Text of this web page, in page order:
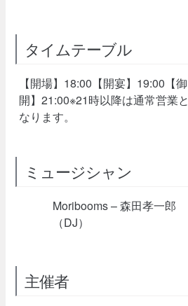
タイムテーブル
【開場】18:00【開宴】19:00【御
開】21:00※21時以降は通常営業と
なります。
ミュージシャン
Moribooms – 森田孝一郎
（DJ）
主催者